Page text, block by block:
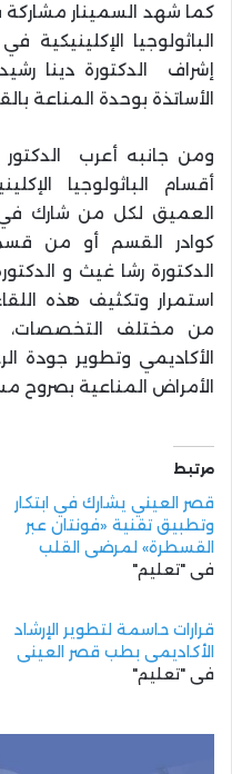
كما شهد السمينار
الباثولوجيا
إشراف الدكتورة دينا
الأساتذة بوحدة المناعة
ومن جانبه أعرب
أقسام الباثولوجيا
العميق لكل من شارك
كوادر القسم أو من
الدكتورة رشا غيث و
استمرار وتكثيف هذه
من مختلف التخصصات،
الأكاديمي وتطوير جودة
الأمراض المناعية بصروح
مرتبط
قصر العيني يشارك في ابتكار
وتطبيق تقنية «فونتان عبر
القسطرة» لمرضى القلب
في "تعليم"
قرارات حاسمة لتطوير الإرشاد
الأكاديمي بطب قصر العيني
في "تعليم"